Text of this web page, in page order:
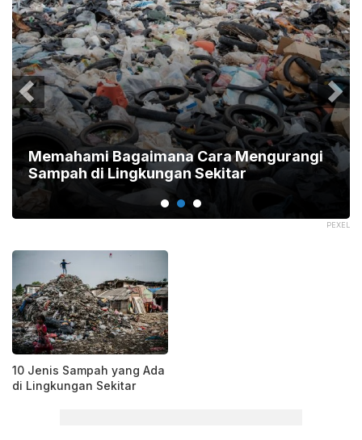
PEXEL
Memahami Bagaimana Cara Mengurangi
Sampah di Lingkungan Sekitar
10 Jenis Sampah yang Ada
di Lingkungan Sekitar